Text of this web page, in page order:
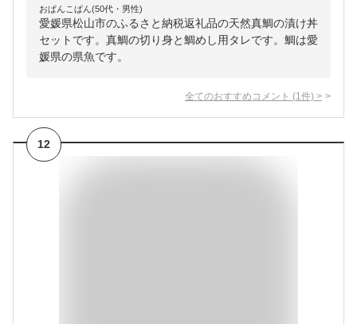
おぱんこぱん(50代・男性)
愛媛県松山市のふるさと納税返礼品の天然真鯛の漬け丼
セットです。真鯛の切り身と鯛めし用タレです。鯛は愛
媛県の県魚です。
全てのおすすめコメント (1 件) >
12